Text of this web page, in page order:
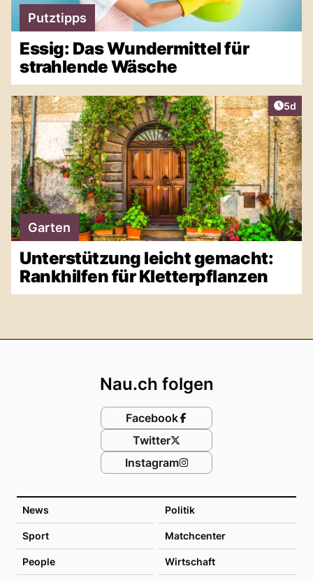
Putztipps
Essig: Das Wundermittel für
strahlende Wäsche
5d
Garten
Unterstützung leicht gemacht:
Rankhilfen für Kletterpflanzen
News Politik
Sport Matchcenter
People Wirtschaft
Nau.ch folgen
Facebook
Twitter
Instagram